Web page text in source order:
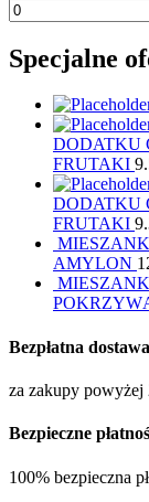
Specjalne
DODATKU
FRUTAKI
DODATKU
FRUTAKI
AMYLON
Bezpłatna dostawa
za zakupy powyżej
Bezpieczne
100% bezpieczna